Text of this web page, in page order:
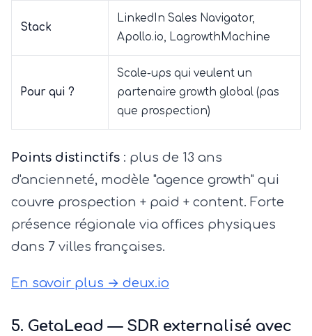
Stack
LinkedIn Sales Navigator,
Apollo.io, LagrowthMachine
Pour qui ?
Scale-ups qui veulent un
partenaire growth global (pas
que prospection)
Points distinctifs : plus de 13 ans
d'ancienneté, modèle "agence growth" qui
couvre prospection + paid + content. Forte
présence régionale via offices physiques
dans 7 villes françaises.
En savoir plus → deux.io
5. GetaLead — SDR externalisé avec